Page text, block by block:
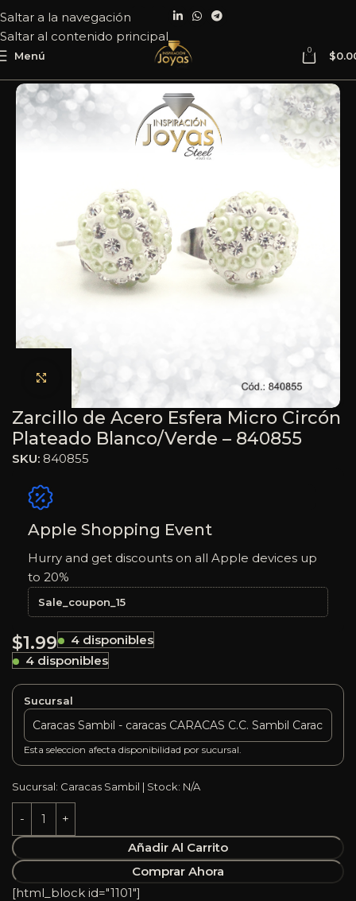
Saltar a la navegación
Saltar al contenido principal
Menú 0 $
Haga clic para ampliar
Zarcillo de Acero Esfera Micro Circón
Plateado Blanco/Verde – 840855
SKU: 840855
Apple Shopping Event
Hurry and get discounts on all Apple devices up
to 20%
Sale_coupon_15
$1.99
4 disponibles
4 disponibles
Sucursal
Esta seleccion afecta disponibilidad por sucursal.
Sucursal: Caracas Sambil | Stock: N/A
Añadir Al Carrito
Comprar Ahora
[html_block id="1101"]